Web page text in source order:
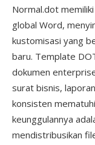
Normal.dot
global Word,
kustomisasi yang
baru. Template
dokumen
surat bisnis,
konsisten
keunggulannya
mendistribusikan